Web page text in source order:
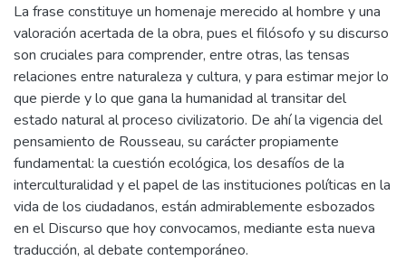
La frase constituye un homenaje merecido al hombre y una
valoración acertada de la obra, pues el filósofo y su discurso
son cruciales para comprender, entre otras, las tensas
relaciones entre naturaleza y cultura, y para estimar mejor lo
que pierde y lo que gana la humanidad al transitar del
estado natural al proceso civilizatorio. De ahí la vigencia del
pensamiento de Rousseau, su carácter propiamente
fundamental: la cuestión ecológica, los desafíos de la
interculturalidad y el papel de las instituciones políticas en la
vida de los ciudadanos, están admirablemente esbozados
en el Discurso que hoy convocamos, mediante esta nueva
traducción, al debate contemporáneo.